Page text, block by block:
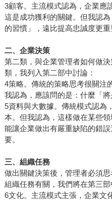
3顧客。主流模式認為，企業應
這是成功獲利的關鍵。但我認
的習慣」，遠比提高忠誠度更重
二、企業決策
第二類，與企業管理者如何做
類，我列入第二部中討論：
4策略。傳統的策略思考很關注
我認為，應該問的是：什麼「將
5資料與大數據。傳統模式認為
本。但我認為，這樣做在某些
能讓企業做出有嚴重缺陷的錯
要。
三、組織任務
做出關鍵決策後，管理者必須
組織任務有關，我們將在第三部
6文化。主流模式主張，企業文